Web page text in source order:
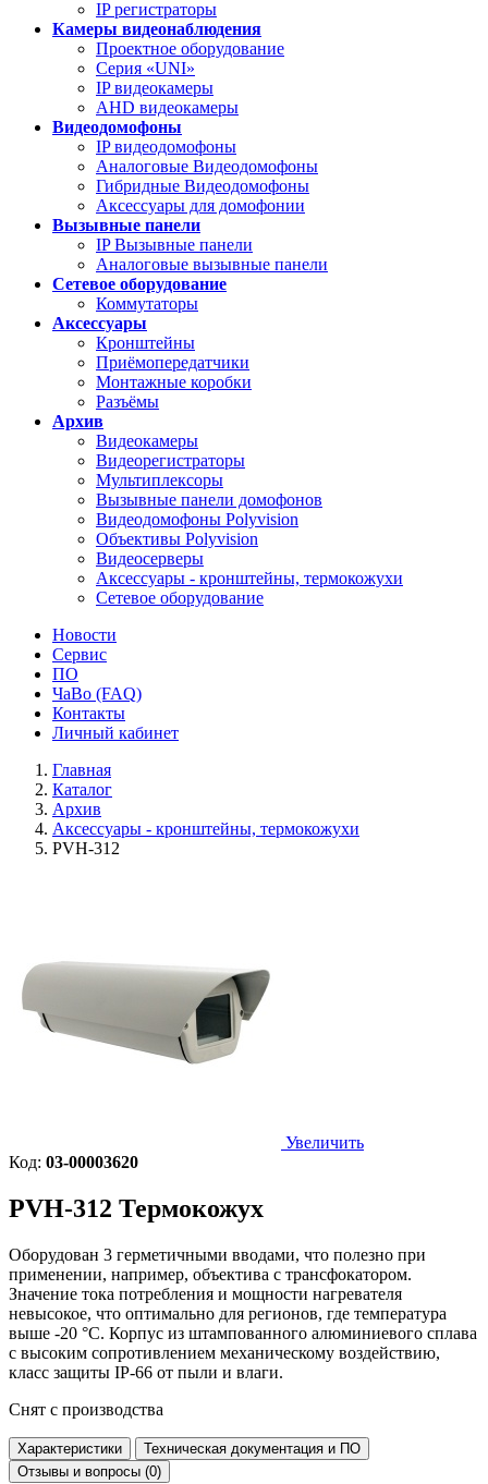
IP регистраторы
Камеры видеонаблюдения
Проектное оборудование
Серия «UNI»
IP видеокамеры
AHD видеокамеры
Видеодомофоны
IP видеодомофоны
Аналоговые Видеодомофоны
Гибридные Видеодомофоны
Аксессуары для домофонии
Вызывные панели
IP Вызывные панели
Аналоговые вызывные панели
Сетевое оборудование
Коммутаторы
Аксессуары
Кронштейны
Приёмопередатчики
Монтажные коробки
Разъёмы
Архив
Видеокамеры
Видеорегистраторы
Мультиплексоры
Вызывные панели домофонов
Видеодомофоны Polyvision
Объективы Polyvision
Видеосерверы
Аксессуары - кронштейны, термокожухи
Сетевое оборудование
Новости
Сервис
ПО
ЧаВо (FAQ)
Контакты
Личный кабинет
Главная
Каталог
Архив
Аксессуары - кронштейны, термокожухи
PVH-312
Увеличить
Код: 03-00003620
PVH-312 Термокожух
Оборудован 3 герметичными вводами, что полезно при
применении, например, объектива с трансфокатором.
Значение тока потребления и мощности нагревателя
невысокое, что оптимально для регионов, где температура
выше -20 °С. Корпус из штампованного алюминиевого сплава
с высоким сопротивлением механическому воздействию,
класс защиты IP-66 от пыли и влаги.
Снят с производства
Характеристики
Техническая документация и ПО
Отзывы и вопросы (0)